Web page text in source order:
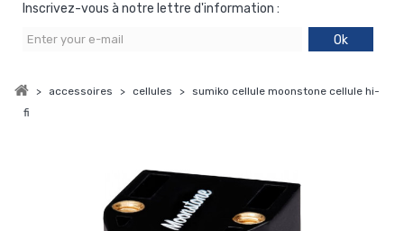
Inscrivez-vous à notre lettre d'information :
Ok
> accessoires > cellules > sumiko cellule moonstone cellule hi-
fi